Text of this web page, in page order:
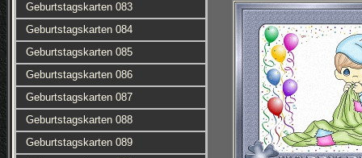
Geburtstagskarten 083
Geburtstagskarten 084
Geburtstagskarten 085
Geburtstagskarten 086
Geburtstagskarten 087
Geburtstagskarten 088
Geburtstagskarten 089